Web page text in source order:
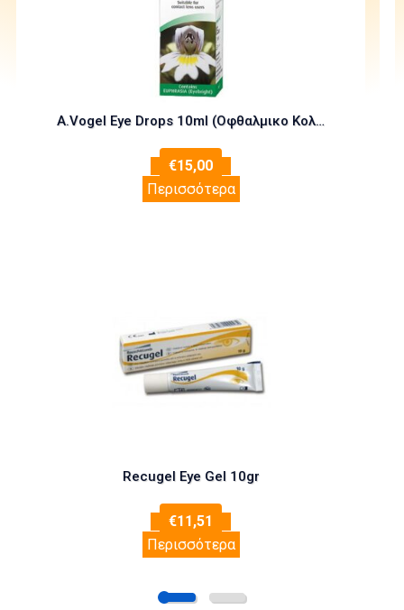
A.Vogel Eye Drops 10ml (Οφθαλμικο Κολλύριο)
€15,00
Περισσότερα
Recugel Eye Gel 10gr
€11,51
Περισσότερα